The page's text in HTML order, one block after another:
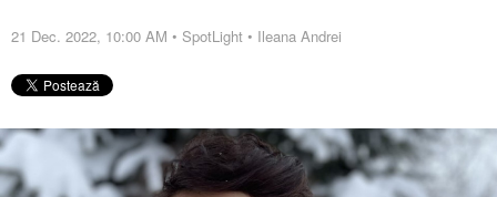
21 Dec. 2022, 10:00 AM • SpotLight • Ileana Andrei